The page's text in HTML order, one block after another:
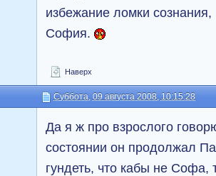
избежание ломки
София.
Наверх
Суббота, 09 августа 2008, 10:15:28
Да я ж про взрослого
состоянии он продолжал
гундеть, что кабы не Софа,